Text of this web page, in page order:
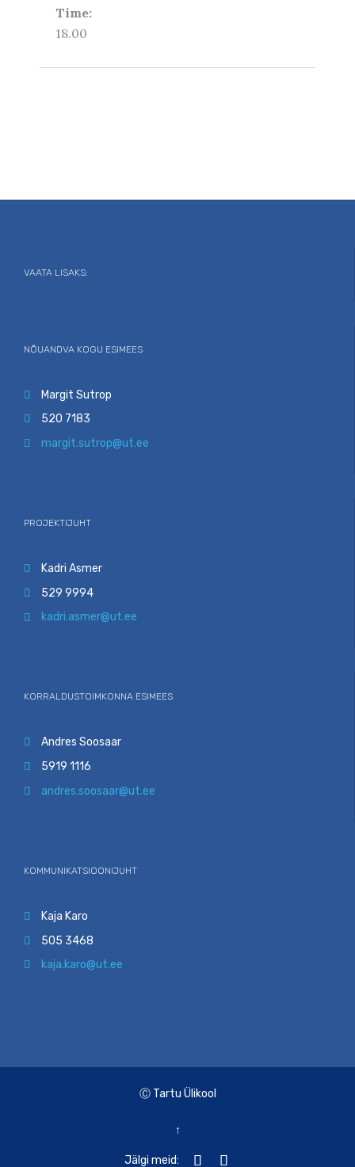
Time:
18.00
VAATA LISAKS:
NÕUANDVA KOGU ESIMEES
 Margit Sutrop
 520 7183
 margit.sutrop@ut.ee
PROJEKTIJUHT
 Kadri Asmer
 529 9994
 kadri.asmer@ut.ee
KORRALDUSTOIMKONNA ESIMEES
 Andres Soosaar
 5919 1116
 andres.soosaar@ut.ee
KOMMUNIKATSIOONIJUHT
 Kaja Karo
 505 3468
 kaja.karo@ut.ee
Ⓒ Tartu Ülikool
↑
Jälgi meid:  